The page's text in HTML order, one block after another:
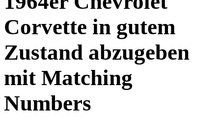
Corvette in gutem
Zustand abzugeben
mit Matching
Numbers